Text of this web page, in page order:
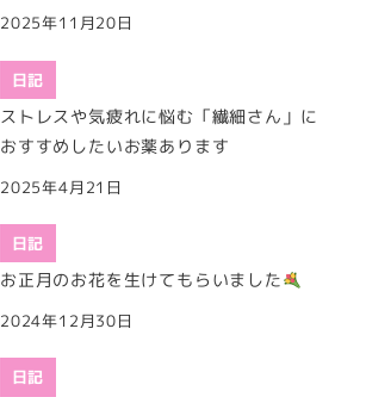
2025年11月20日
日記
ストレスや気疲れに悩む「繊細さん」に
おすすめしたいお薬あります
2025年4月21日
日記
お正月のお花を生けてもらいました
2024年12月30日
日記